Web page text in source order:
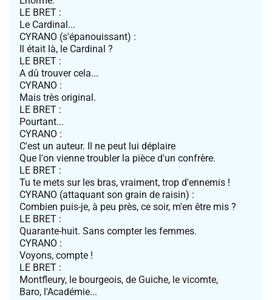
LE BRET :
Le Cardinal...
CYRANO (s'épanouissant) :
Il était là, le Cardinal ?
LE BRET :
A dû trouver cela...
CYRANO :
Mais très original.
LE BRET :
Pourtant...
CYRANO :
C'est un auteur. Il ne peut lui déplaire
Que l'on vienne troubler la pièce d'un confrère.
LE BRET :
Tu te mets sur les bras, vraiment, trop d'ennemis !
CYRANO (attaquant son grain de raisin) :
Combien puis-je, à peu près, ce soir, m'en être mis ?
LE BRET :
Quarante-huit. Sans compter les femmes.
CYRANO :
Voyons, compte !
LE BRET :
Montfleury, le bourgeois, de Guiche, le vicomte,
Baro, l'Académie...